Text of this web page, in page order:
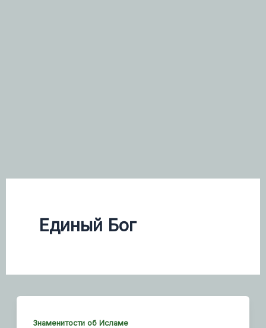
Единый Бог
Знаменитости об Исламе